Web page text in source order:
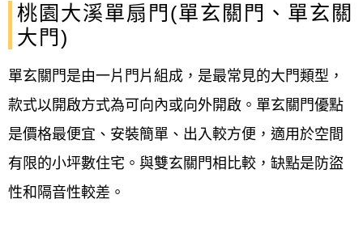
桃園大溪單扇門(單玄關門、單玄關
大門)
單玄關門是由一片門片組成，是最常見的大門類型，
款式以開啟方式為可向內或向外開啟。單玄關門優點
是價格最便宜、 安裝簡單、出入較方便，適用於空間
有限的小坪數住宅。與雙玄關門相比較，缺點是防盜
性和隔音性較差。